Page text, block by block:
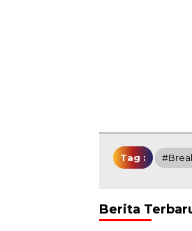
Tag :
Berita